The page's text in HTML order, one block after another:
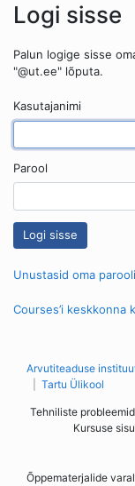
Logi sisse
Palun logige sisse
"@ut.ee" lõputa.
Kasutajanimi
Parool
Unustasid oma
Courses’i keskkonna
Arvutiteaduse
Tartu Ülikool
Tehniliste
Kursuse
Õppematerjalide